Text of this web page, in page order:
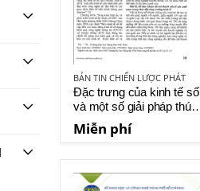
BẢN TIN CHIẾN LƯỢC PHÁT TRIỂN KHOA HỌC - CÔNG NGHỆ - KINH TẾ
Đặc trưng của kinh tế số
và một số giải pháp thúc
đẩy kinh tế số ở Việt Nam
Miễn phí